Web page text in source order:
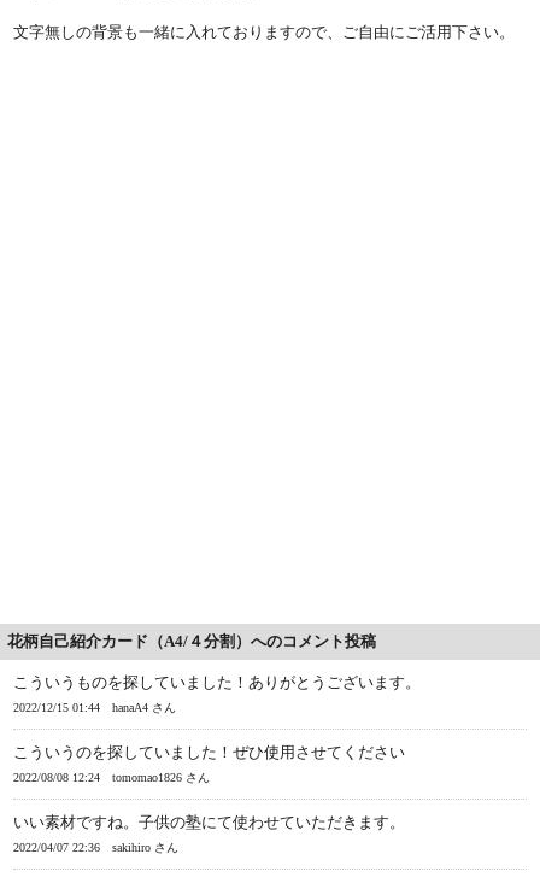
文字無しの背景も一緒に入れておりますので、ご自由にご活用下さい。
花柄自己紹介カード（A4/４分割）へのコメント投稿
こういうものを探していました！ありがとうございます。
2022/12/15 01:44 hanaA4 さん
こういうのを探していました！ぜひ使用させてください
2022/08/08 12:24 tomomao1826 さん
いい素材ですね。子供の塾にて使わせていただきます。
2022/04/07 22:36 sakihiro さん